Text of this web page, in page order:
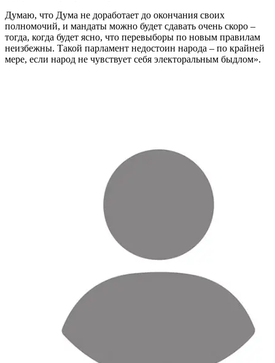
Думаю, что Дума не доработает до окончания своих
полномочий, и мандаты можно будет сдавать очень скоро –
тогда, когда будет ясно, что перевыборы по новым правилам
неизбежны. Такой парламент недостоин народа – по крайней
мере, если народ не чувствует себя электоральным быдлом».